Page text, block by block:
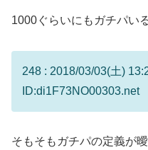
1000ぐらいにもガチパい
248 : 2018/03/03(土)
ID:di1F73NO00303.net
そもそもガチパの定義が